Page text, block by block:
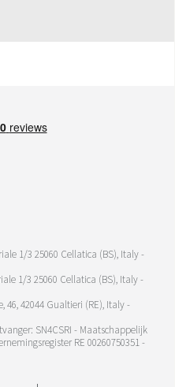
1/3 25060 Cellatica (BS), Italy -
1/3 25060 Cellatica (BS), Italy -
46, 42044 Gualtieri (RE), Italy -
SN4CSRI - Maatschappelijk
RE 00260750351 -